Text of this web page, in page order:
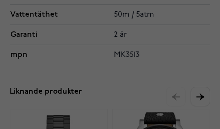
Vattentäthet 50m / 5atm
Garanti 2 år
mpn MK3513
Liknande produkter